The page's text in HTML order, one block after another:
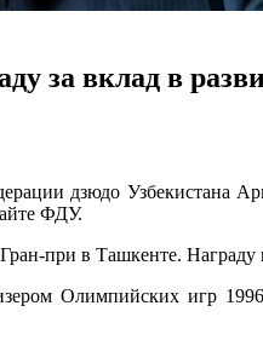
за вклад в
дзюдо Узбекистана
ФДУ.
при в Ташкенте.
Олимпийских игр